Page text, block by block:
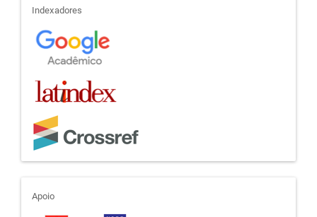
indexadores
Indexadores
apoio
Apoio